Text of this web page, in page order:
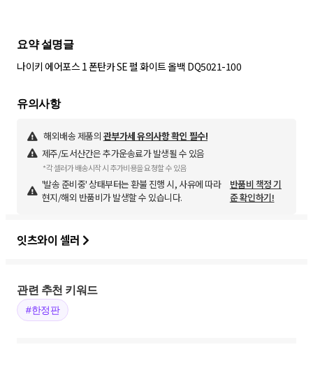
요약 설명글
나이키 에어포스 1 폰탄카 SE 펄 화이트 올백 DQ5021-100
유의사항
해외배송 제품의 관부가세 유의사항 확인 필수!
제주/도서산간은 추가운송료가 발생될 수 있음
*각 셀러가 배송시작 시 추가비용을 요청할 수 있음
'발송 준비중' 상태부터는 환불 진행 시, 사유에 따라
현지/해외 반품비가 발생할 수 있습니다.
반품비 책정 기
준 확인하기!
잇츠와이 셀러
관련 추천 키워드
#한정판